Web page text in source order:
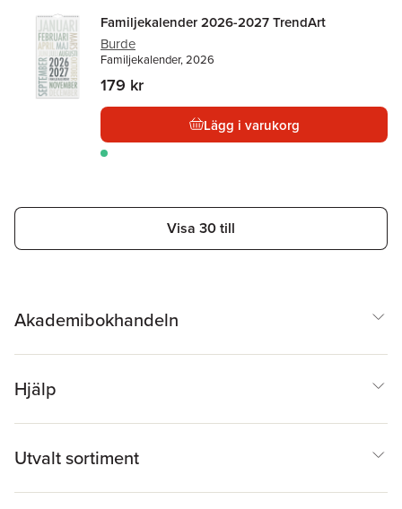
Familjekalender 2026-2027 TrendArt
Burde
Familjekalender, 2026
179 kr
Lägg i varukorg
Visa 30 till
Akademibokhandeln
Hjälp
Utvalt sortiment